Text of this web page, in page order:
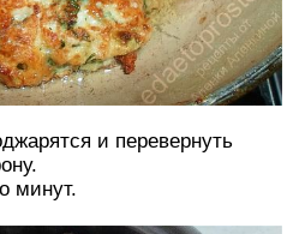
и перевернуть
минут.